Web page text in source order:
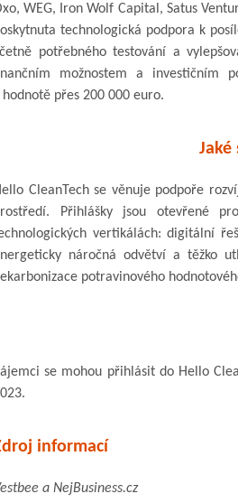
WEG, Iron Wolf Capital, Satus
technologická podpora k
potřebného testování a
možnostem a investičním
hodnotě přes 200 000 euro.
CleanTech se věnuje podpoře
Přihlášky jsou otevřené
vertikálách: digitální
náročná odvětví a těžko
potravinového
se mohou přihlásit do Hello
informací
a NejBusiness.cz